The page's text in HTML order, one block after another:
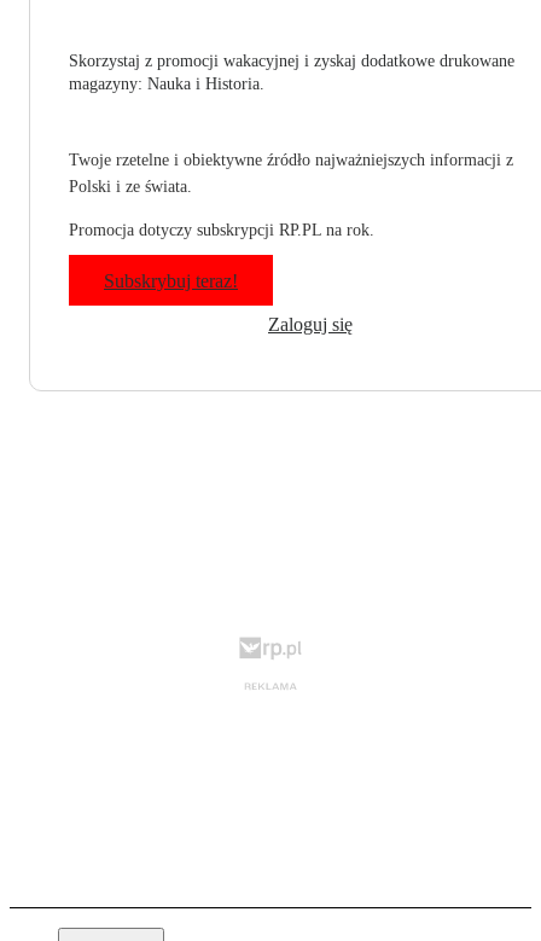
Skorzystaj z promocji wakacyjnej i zyskaj dodatkowe drukowane
magazyny: Nauka i Historia.
Twoje rzetelne i obiektywne źródło najważniejszych informacji z
Polski i ze świata.
Promocja dotyczy subskrypcji RP.PL na rok.
Subskrybuj teraz!
Zaloguj się